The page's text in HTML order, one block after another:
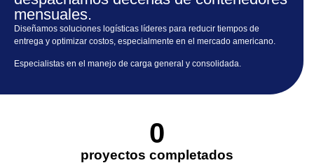
mensuales.
Diseñamos soluciones logísticas líderes para reducir tiempos de
entrega y optimizar costos, especialmente en el mercado americano.
Especialistas en el manejo de carga general y consolidada.
proyectos completados​
0